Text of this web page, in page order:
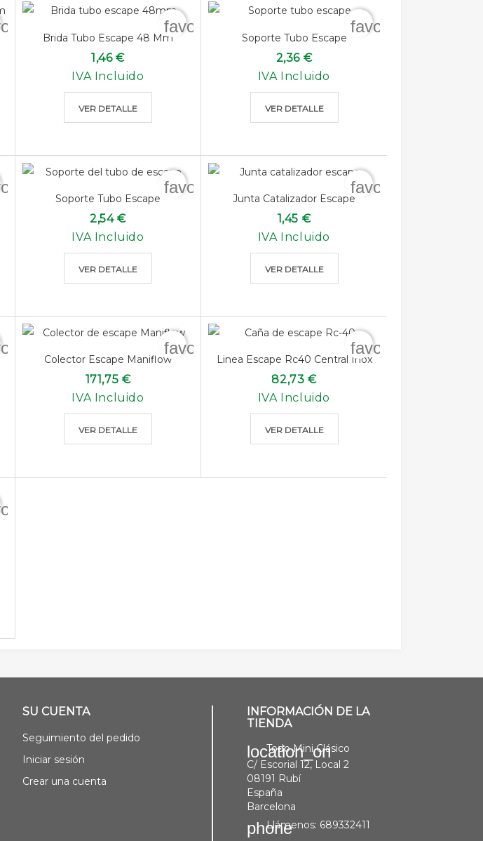
Brida Tubo Escape 48 Mm
1,46 €
IVA Incluido
VER DETALLE
favorite_border
Soporte Tubo Escape
2,36 €
IVA Incluido
VER DETALLE
favorite_border
Soporte Tubo Escape
2,54 €
IVA Incluido
VER DETALLE
favorite_border
Junta Catalizador Escape
1,45 €
IVA Incluido
VER DETALLE
favorite_border
Colector Escape Maniflow
171,75 €
IVA Incluido
VER DETALLE
favorite_border
Linea Escape Rc40 Central Inox
82,73 €
IVA Incluido
VER DETALLE
favorite_border
SU CUENTA
Seguimiento del pedido
Iniciar sesión
Crear una cuenta
INFORMACIÓN DE LA
TIENDA
location_on
Todo Mini Clásico
C/ Escorial 12, Local 2
08191 Rubí
España
Barcelona
phone
Llámenos: 689332411